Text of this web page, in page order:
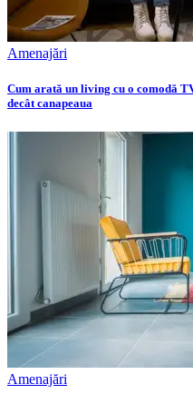
Amenajări
Cum arată un living cu o comodă
decât canapeaua
Amenajări